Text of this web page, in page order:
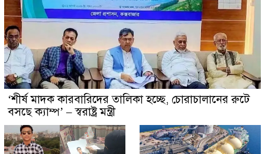
‘শীর্ষ মাদক কারবারিদের তালিকা হচ্ছে, চোরাচালানের রুটে
বসছে ক্যাম্প’ – স্বরাষ্ট্র মন্ত্রী